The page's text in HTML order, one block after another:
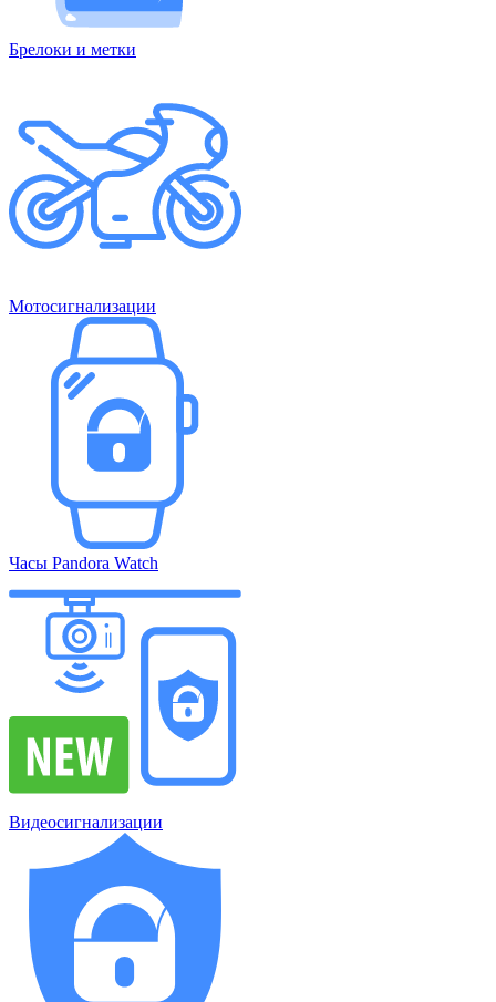
Брелоки и метки
Мотосигнализации
Часы Pandora Watch
Видеосигнализации